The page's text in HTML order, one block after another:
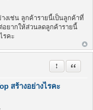
งเช่น ลูกค้ารายนี้เป็นลูกค้าที่
อยากให้ส่วนลดลูกค้ารายนี้
รคะ
สร้างอย่างไรคะ
รายงานในข้
อ้างคำ